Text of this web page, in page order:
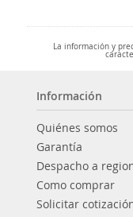
La información y
Información
Quiénes somos
Garantía
Despacho a
Como comprar
Solicitar